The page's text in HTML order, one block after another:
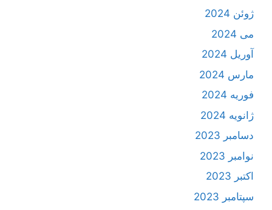
ژوئن 2024
می 2024
آوریل 2024
مارس 2024
فوریه 2024
ژانویه 2024
دسامبر 2023
نوامبر 2023
اکتبر 2023
سپتامبر 2023